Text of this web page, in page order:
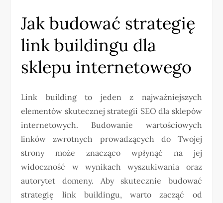
Jak budować strategię
link buildingu dla
sklepu internetowego
Link building to jeden z najważniejszych
elementów skutecznej strategii SEO dla sklepów
internetowych. Budowanie wartościowych
linków zwrotnych prowadzących do Twojej
strony może znacząco wpłynąć na jej
widoczność w wynikach wyszukiwania oraz
autorytet domeny. Aby skutecznie budować
strategię link buildingu, warto zacząć od